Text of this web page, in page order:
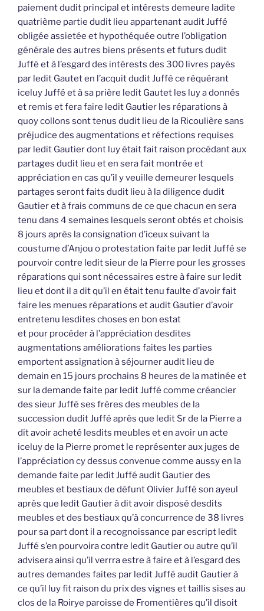
paiement dudit principal et intérests demeure ladite
quatrième partie dudit lieu appartenant audit Juffé
obligée assietée et hypothéquée outre l’obligation
générale des autres biens présents et futurs dudit
Juffé et à l’esgard des intérests des 300 livres payés
par ledit Gautet en l’acquit dudit Juffé ce réquérant
iceluy Juffé et à sa prière ledit Gautet les luy a donnés
et remis et fera faire ledit Gautier les réparations à
quoy collons sont tenus dudit lieu de la Ricoulière sans
préjudice des augmentations et réfections requises
par ledit Gautier dont luy était fait raison procédant aux
partages dudit lieu et en sera fait montrée et
appréciation en cas qu’il y veuille demeurer lesquels
partages seront faits dudit lieu à la diligence dudit
Gautier et à frais communs de ce que chacun en sera
tenu dans 4 semaines lesquels seront obtés et choisis
8 jours après la consignation d’iceux suivant la
coustume d’Anjou o protestation faite par ledit Juffé se
pourvoir contre ledit sieur de la Pierre pour les grosses
réparations qui sont nécessaires estre à faire sur ledit
lieu et dont il a dit qu’il en était tenu faulte d’avoir fait
faire les menues réparations et audit Gautier d’avoir
entretenu lesdites choses en bon estat
et pour procéder à l’appréciation desdites
augmentations améliorations faites les parties
emportent assignation à séjourner audit lieu de
demain en 15 jours prochains 8 heures de la matinée et
sur la demande faite par ledit Juffé comme créancier
des sieur Juffé ses frères des meubles de la
succession dudit Juffé après que ledit Sr de la Pierre a
dit avoir acheté lesdits meubles et en avoir un acte
iceluy de la Pierre promet le représenter aux juges de
l’appréciation cy dessus convenue comme aussy en la
demande faite par ledit Juffé audit Gautier des
meubles et bestiaux de défunt Olivier Juffé son ayeul
après que ledit Gautier à dit avoir disposé desdits
meubles et des bestiaux qu’à concurrence de 38 livres
pour sa part dont il a recognoissance par escript ledit
Juffé s’en pourvoira contre ledit Gautier ou autre qu’il
advisera ainsi qu’il verrra estre à faire et à l’esgard des
autres demandes faites par ledit Juffé audit Gautier à
ce qu’il luy fit raison du prix des vignes et taillis sises au
clos de la Roirye paroisse de Fromentières qu’il disoit